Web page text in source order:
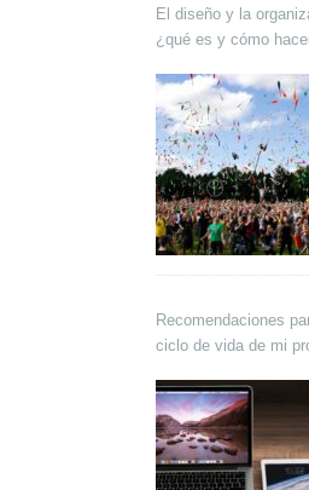
El diseño y la
¿qué es y cómo
Recomendaciones
ciclo de vida de mi